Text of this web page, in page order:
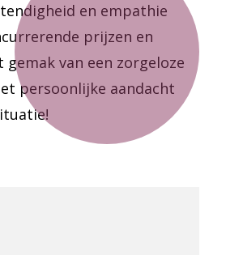
en empathie
prijzen en
gemak van een zorgeloze
persoonlijke aandacht